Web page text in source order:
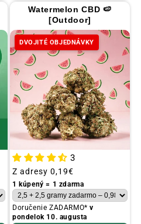
Watermelon CBD 🍉
[Outdoor]
DVOJITÉ OBJEDNÁVKY
3
Obvyklá
cena
Z adresy 0,19€
1 kúpený = 1 zdarma
Doručenie ZADARMO*v
pondelok 10. augusta